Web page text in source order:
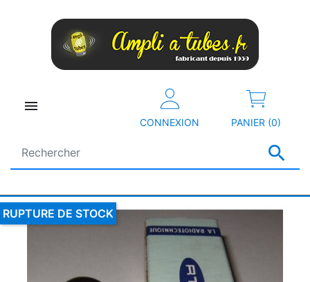


CONNEXION PANIER (0)
RUPTURE DE STOCK